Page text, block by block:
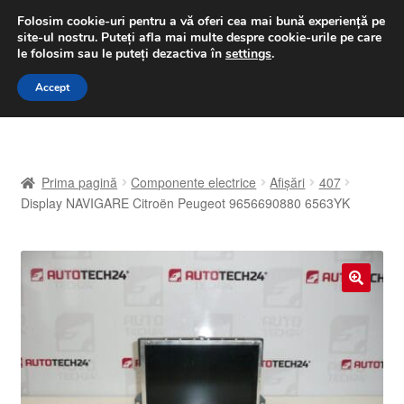
LIVRARE de la 33 lei
luni-vineri 9 a.m. - 4 p.m.031 229 6816
Sari
Sari
A lua legatura
Finalizare comandă
Prima pagină Componente electrice Afișări
407
Display NAVIGARE Citroën Peugeot 9656690880 6563YK
Folosim cookie-uri pentru a vă oferi cea mai bună experiență pe
site-ul nostru. Puteți afla mai multe despre cookie-urile pe care
le folosim sau le puteți dezactiva în settings.
Accept